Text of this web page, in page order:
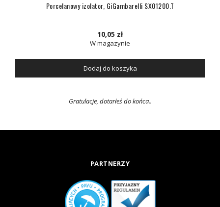
Porcelanowy izolator, GiGambarelli SX01200.T
10,05 zł
W magazynie
Dodaj do koszyka
Gratulacje, dotarłeś do końca..
PARTNERZY